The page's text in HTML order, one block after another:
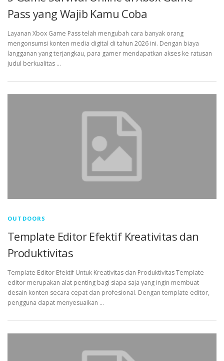
Pass yang Wajib Kamu Coba
Layanan Xbox Game Pass telah mengubah cara banyak orang
mengonsumsi konten media digital di tahun 2026 ini. Dengan biaya
langganan yang terjangkau, para gamer mendapatkan akses ke ratusan
judul berkualitas …
OUTDOORS
Template Editor Efektif Kreativitas dan
Produktivitas
Template Editor Efektif Untuk Kreativitas dan Produktivitas Template
editor merupakan alat penting bagi siapa saja yang ingin membuat
desain konten secara cepat dan profesional. Dengan template editor,
pengguna dapat menyesuaikan …